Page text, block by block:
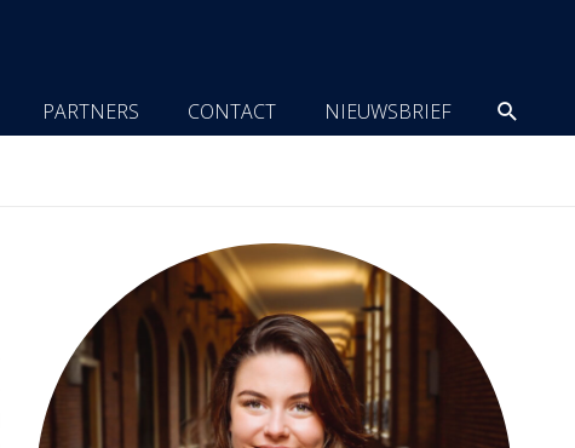
PARTNERS CONTACT NIEUWSBRIEF